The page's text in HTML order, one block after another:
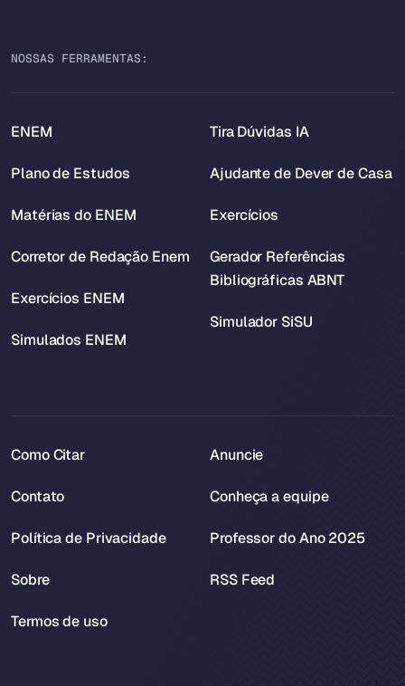
NOSSAS FERRAMENTAS:
ENEM
Plano de Estudos
Matérias do ENEM
Corretor de Redação Enem
Exercícios ENEM
Simulados ENEM
Tira Dúvidas IA
Ajudante de Dever de Casa
Exercícios
Gerador Referências
Bibliográficas ABNT
Simulador SiSU
Como Citar
Contato
Política de Privacidade
Sobre
Termos de uso
Anuncie
Conheça a equipe
Professor do Ano 2025
RSS Feed